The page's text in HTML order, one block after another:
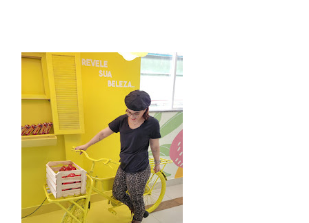
Condicionador
Açucarando: Shampoo
Condicionador Novex